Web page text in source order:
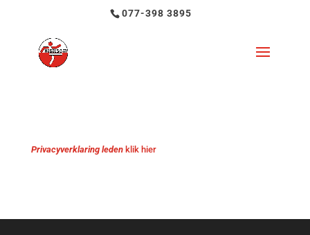
077-398 3895
Privacyverklaring ledenklik hier